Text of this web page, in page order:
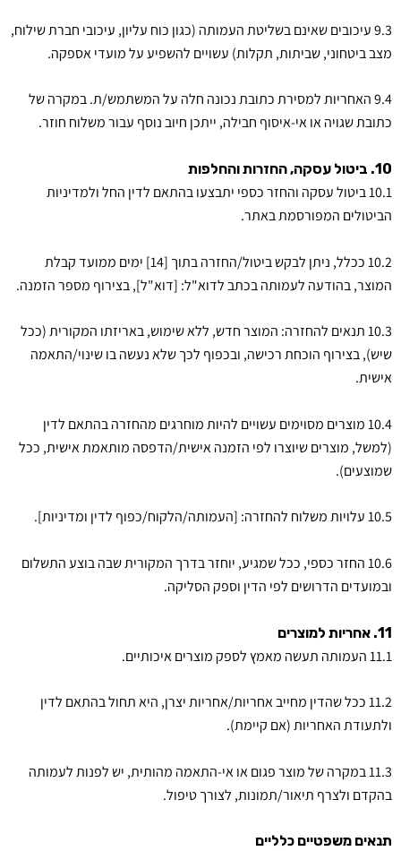
9.3 עיכובים שאינם בשליטת העמותה (כגון כוח עליון, עיכובי חברת שילוח,
מצב ביטחוני, שביתות, תקלות) עשויים להשפיע על מועדי אספקה.
9.4 האחריות למסירת כתובת נכונה חלה על המשתמש/ת. במקרה של
כתובת שגויה או אי-איסוף חבילה, ייתכן חיוב נוסף עבור משלוח חוזר.
10. ביטול עסקה, החזרות והחלפות
10.1 ביטול עסקה והחזר כספי יתבצעו בהתאם לדין החל ולמדיניות
הביטולים המפורסמת באתר.
10.2 ככלל, ניתן לבקש ביטול/החזרה בתוך [14] ימים ממועד קבלת
המוצר, בהודעה לעמותה בכתב לדוא"ל: [דוא"ל], בצירוף מספר הזמנה.
10.3 תנאים להחזרה: המוצר חדש, ללא שימוש, באריזתו המקורית (ככל
שיש), בצירוף הוכחת רכישה, ובכפוף לכך שלא נעשה בו שינוי/התאמה
אישית.
10.4 מוצרים מסוימים עשויים להיות מוחרגים מהחזרה בהתאם לדין
(למשל, מוצרים שיוצרו לפי הזמנה אישית/הדפסה מותאמת אישית, ככל
שמוצעים).
10.5 עלויות משלוח להחזרה: [העמותה/הלקוח/כפוף לדין ומדיניות].
10.6 החזר כספי, ככל שמגיע, יוחזר בדרך המקורית שבה בוצע התשלום
ובמועדים הדרושים לפי הדין וספק הסליקה.
11. אחריות למוצרים
11.1 העמותה תעשה מאמץ לספק מוצרים איכותיים.
11.2 ככל שהדין מחייב אחריות/אחריות יצרן, היא תחול בהתאם לדין
ולתעודת האחריות (אם קיימת).
11.3 במקרה של מוצר פגום או אי-התאמה מהותית, יש לפנות לעמותה
בהקדם ולצרף תיאור/תמונות, לצורך טיפול.
תנאים משפטיים כלליים